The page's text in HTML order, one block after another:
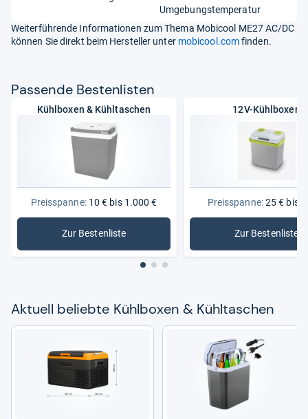
Umgebungstemperatur
Weiterführende Informationen zum Thema Mobicool ME27 AC/DC
können Sie direkt beim Hersteller unter mobicool.comfinden.
Pas­sende Bes­ten­lis­ten
Kühlboxen & Kühltaschen
Preisspanne:10 € bis 1.000 €
Zur Bestenliste: Kühlboxen & Kühltaschen
12V-Kühlboxen
Preisspanne:25 € bis
Zur Bestenliste
: 12V-
Aktu­ell beliebte Kühl­bo­xen & Kühl­ta­schen